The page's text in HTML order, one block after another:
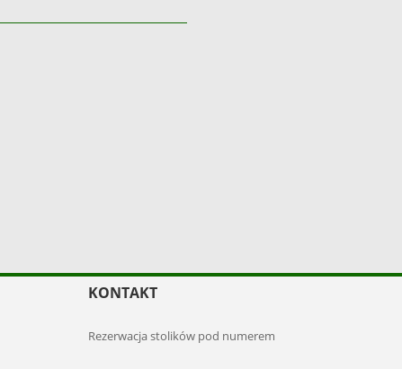
KONTAKT
Rezerwacja stolików pod numerem